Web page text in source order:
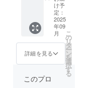
ファン
ディン
グ限定
色】
サイズ
展開：
S, M,
L,XL,XX
ラー:ブ
ラック
ド、お
礼状
(メー
ル):12,0
00円】
・岩木
山とレ
コード
と桜を
デザイ
ンした
け予
定：
2025
年09
月
詳細を見る
こ
の
リ
タ
ー
ン
を
選
択
す
る
このプロ